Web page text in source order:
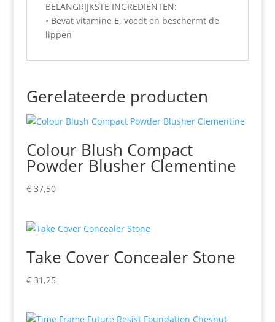
BELANGRIJKSTE INGREDIËNTEN:
• Bevat vitamine E, voedt en beschermt de
lippen
Gerelateerde producten
Colour Blush Compact
Powder Blusher Clementine
€37,50
Take Cover Concealer Stone
€31,25